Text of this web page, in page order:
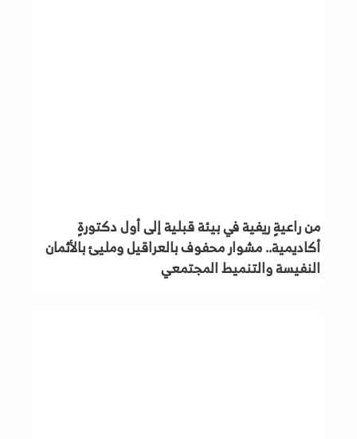
من راعيةٍ ريفية في بيئة قبلية إلى أول دكتورةٍ
أكاديمية.. مشوار محفوف بالعراقيل ومليئ بالأثمان
النفيسة والتنميط المجتمعي